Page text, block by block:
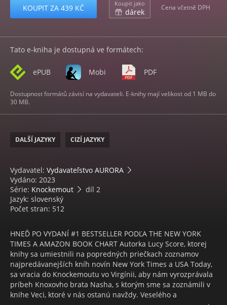
KOUPIT ZA 439 KČ Koupit jako
dárek Cena včetně DPH
Tato e-kniha je dostupná ve formátech:
ePUB Mobi PDF
Dostupnost formátů závisí na vydavateli. E-knihy mají velikost od 1 MB do
30 MB.
DALŠÍ JAZYKY CIZÍ JAZYKY
Vydavatel: Vydavateľstvo AURORA
Vydáno: 2023
Série: Knockemout
díl 2
Jazyk: slovenský
Počet stran: 512
HNEĎ PO VYDANÍ #1 BESTSELLER PODĽA THE NEW YORK
TIMES A AMAZON BOOK CHART Autorka Lucy Score, ktorej
knihy sa umiestnili na popredných priečkach zoznamov
najpredávanejších kníh novín New York Times a USA Today,
sa vracia do Knockemoutu vo Virgínii, aby nám vyrozprávala
príbeh Knoxovho brata Nasha, s ktorým sme sa zoznámili v
knihe Veci, ktoré v nás ostanú navždy. Veselého a